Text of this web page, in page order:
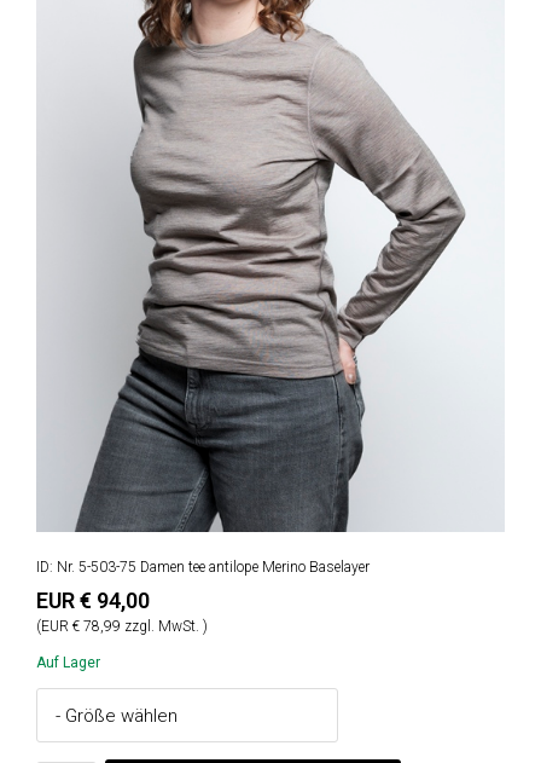
ID: Nr. 5-503-75 Damen tee antilope Merino Baselayer
EUR € 94,00
(EUR € 78,99 zzgl. MwSt. )
Auf Lager